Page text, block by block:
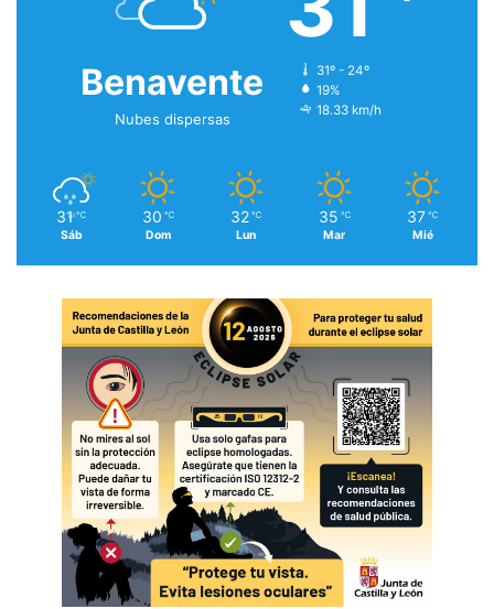
Benavente
Nubes dispersas
31º - 24º
19%
18.33 km/h
31 ℃
Sáb
30 ℃
Dom
32 ℃
Lun
35 ℃
Mar
37 ℃
Mié